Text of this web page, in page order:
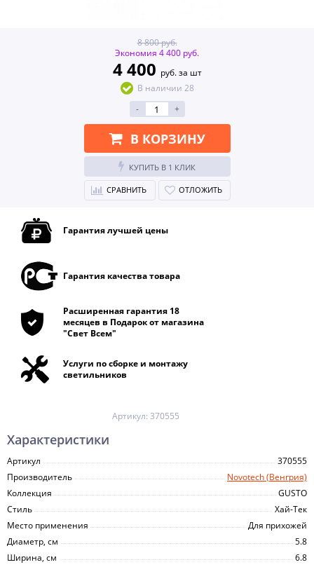
8 800 руб.
Экономия 4 400 руб.
4 400 руб. за шт
В наличии 28
-
+
В КОРЗИНУ
КУПИТЬ В 1 КЛИК
СРАВНИТЬ ОТЛОЖИТЬ
Гарантия лучшей цены
Гарантия качества товара
Расширенная гарантия 18
месяцев в Подарок от магазина
"Свет Всем"
Услуги по сборке и монтажу
светильников
Артикул: 370555
Характеристики
Артикул
370555
Производитель
Novotech (Венгрия)
Коллекция
GUSTO
Стиль
Хай-Тек
Место применения
Для прихожей
Диаметр, см
5.8
Ширина, см
6.8